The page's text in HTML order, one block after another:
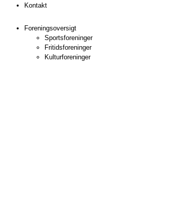
Kontakt
Foreningsoversigt
Sportsforeninger
Fritidsforeninger
Kulturforeninger